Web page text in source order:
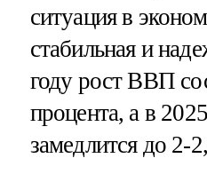
ситуация в
стабильная и
году рост ВВП
процента, а в
замедлится до 2-